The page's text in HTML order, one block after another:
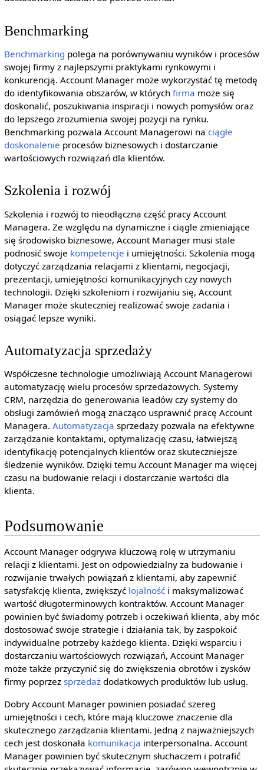
Benchmarking
Benchmarking polega na porównywaniu wyników i procesów
swojej firmy z najlepszymi praktykami rynkowymi i
konkurencją. Account Manager może wykorzystać tę metodę
do identyfikowania obszarów, w których firma może się
doskonalić, poszukiwania inspiracji i nowych pomysłów oraz
do lepszego zrozumienia swojej pozycji na rynku.
Benchmarking pozwala Account Managerowi na ciągłe
doskonalenie procesów biznesowych i dostarczanie
wartościowych rozwiązań dla klientów.
Szkolenia i rozwój
Szkolenia i rozwój to nieodłączna część pracy Account
Managera. Ze względu na dynamiczne i ciągle zmieniające
się środowisko biznesowe, Account Manager musi stale
podnosić swoje kompetencje i umiejętności. Szkolenia mogą
dotyczyć zarządzania relacjami z klientami, negocjacji,
prezentacji, umiejętności komunikacyjnych czy nowych
technologii. Dzięki szkoleniom i rozwijaniu się, Account
Manager może skuteczniej realizować swoje zadania i
osiągać lepsze wyniki.
Automatyzacja sprzedaży
Współczesne technologie umożliwiają Account Managerowi
automatyzację wielu procesów sprzedażowych. Systemy
CRM, narzędzia do generowania leadów czy systemy do
obsługi zamówień mogą znacząco usprawnić pracę Account
Managera. Automatyzacja sprzedaży pozwala na efektywne
zarządzanie kontaktami, optymalizację czasu, łatwiejszą
identyfikację potencjalnych klientów oraz skuteczniejsze
śledzenie wyników. Dzięki temu Account Manager ma więcej
czasu na budowanie relacji i dostarczanie wartości dla
klienta.
Podsumowanie
Account Manager odgrywa kluczową rolę w utrzymaniu
relacji z klientami. Jest on odpowiedzialny za budowanie i
rozwijanie trwałych powiązań z klientami, aby zapewnić
satysfakcję klienta, zwiększyć lojalnośći maksymalizować
wartość długoterminowych kontraktów. Account Manager
powinien być świadomy potrzeb i oczekiwań klienta, aby móc
dostosować swoje strategie i działania tak, by zaspokoić
indywidualne potrzeby każdego klienta. Dzięki wsparciu i
dostarczaniu wartościowych rozwiązań, Account Manager
może także przyczynić się do zwiększenia obrotów i zysków
firmy poprzez sprzedażdodatkowych produktów lub usług.
Dobry Account Manager powinien posiadać szereg
umiejętności i cech, które mają kluczowe znaczenie dla
skutecznego zarządzania klientami. Jedną z najważniejszych
cech jest doskonała komunikacja interpersonalna. Account
Manager powinien być skutecznym słuchaczem i potrafić